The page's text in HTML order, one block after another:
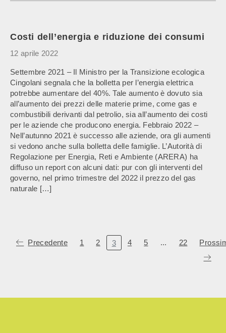
Costi dell’energia e riduzione dei consumi
12 aprile 2022
Settembre 2021 – Il Ministro per la Transizione ecologica
Cingolani segnala che la bolletta per l’energia elettrica
potrebbe aumentare del 40%. Tale aumento è dovuto sia
all’aumento dei prezzi delle materie prime, come gas e
combustibili derivanti dal petrolio, sia all’aumento dei costi
per le aziende che producono energia. Febbraio 2022 –
Nell’autunno 2021 è successo alle aziende, ora gli aumenti
si vedono anche sulla bolletta delle famiglie. L’Autorità di
Regolazione per Energia, Reti e Ambiente (ARERA) ha
diffuso un report con alcuni dati: pur con gli interventi del
governo, nel primo trimestre del 2022 il prezzo del gas
naturale […]
Precedente 1 2 3 4 5 ... 22